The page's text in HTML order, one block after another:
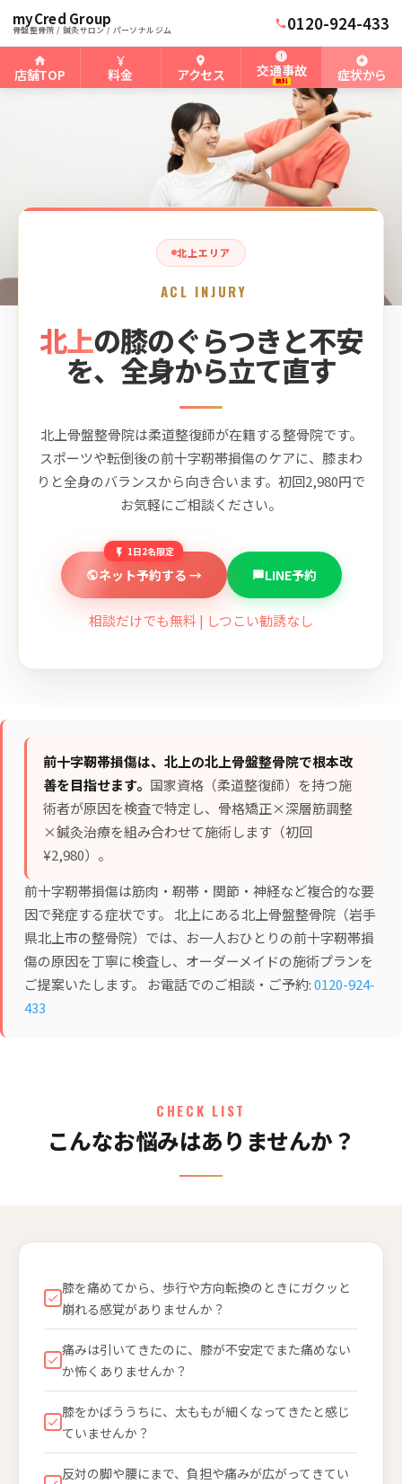
myCred Group
骨盤整骨院 / 鍼灸サロン / パーソナルジム 0120-924-433
店舗TOP 料金 アクセス 交通事故
無料 症状から
ホーム › 北上骨盤整骨院
北上エリア
ACL INJURY
北上の膝のぐらつきと不安
を、全身から立て直す
北上骨盤整骨院は柔道整復師が在籍する整骨院です。
スポーツや転倒後の前十字靭帯損傷のケアに、膝まわ
りと全身のバランスから向き合います。初回2,980円で
お気軽にご相談ください。
1日2名限定
ネット予約する → LINE予約
相談だけでも無料 | しつこい勧誘なし
前十字靭帯損傷は、北上の北上骨盤整骨院で根本改
善を目指せます。 国家資格（柔道整復師）を持つ施
術者が原因を検査で特定し、 骨格矯正×深層筋調整
×鍼灸治療を組み合わせて施術します（初回
¥2,980）。
前十字靭帯損傷は筋肉・靭帯・関節・神経など複合的な要
因で発症する症状です。 北上にある北上骨盤整骨院（岩手
県北上市の整骨院）では、お一人おひとりの前十字靭帯損
傷の原因を丁寧に検査し、オーダーメイドの施術プランを
ご提案いたします。 お電話でのご相談・ご予約:0120-924-
433
CHECK LIST
こんなお悩みはありませんか？
膝を痛めてから、歩行や方向転換のときにガクッと
崩れる感覚がありませんか？
痛みは引いてきたのに、膝が不安定でまた痛めない
か怖くありませんか？
膝をかばううちに、太ももが細くなってきたと感じ
ていませんか？
反対の脚や腰にまで、負担や痛みが広がってきてい